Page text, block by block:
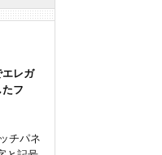
レガ
フ
チパネ